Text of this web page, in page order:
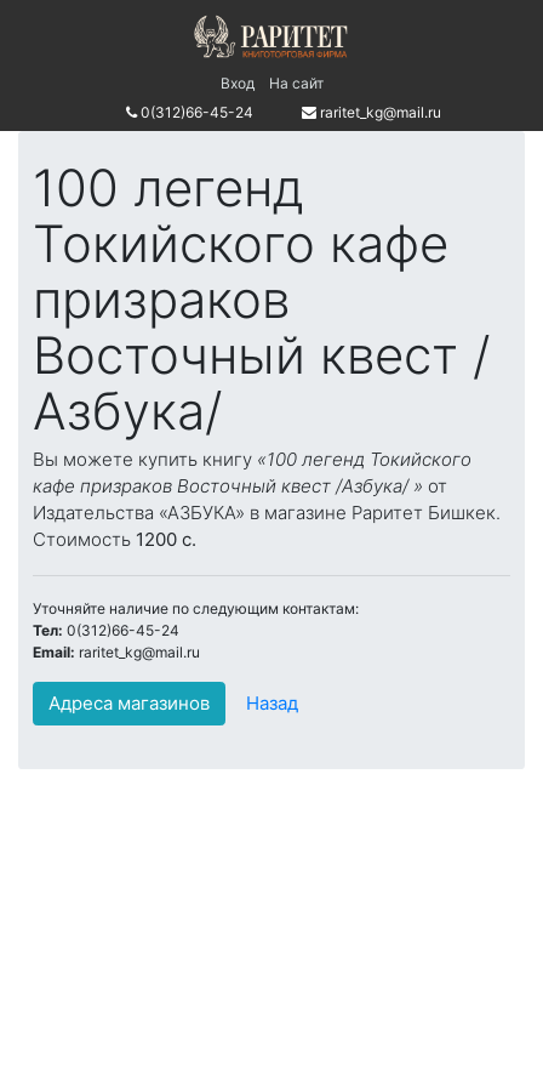
Вход
На сайт
0(312)66-45-24
raritet_kg@mail.ru
100 легенд
Токийского кафе
призраков
Восточный квест /
Азбука/
Вы можете купить книгу «100 легенд Токийского
кафе призраков Восточный квест /Азбука/ » от
Издательства «АЗБУКА» в магазине Раритет Бишкек.
Стоимость 1200 c.
Уточняйте наличие по следующим контактам:
Тел: 0(312)66-45-24
Email: raritet_kg@mail.ru
Адреса магазинов Назад